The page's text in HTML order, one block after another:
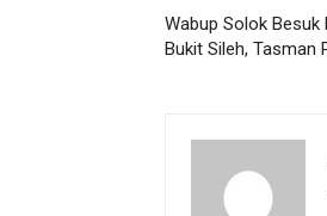
Wabup Solok Besuk
Bukit Sileh, Tasman